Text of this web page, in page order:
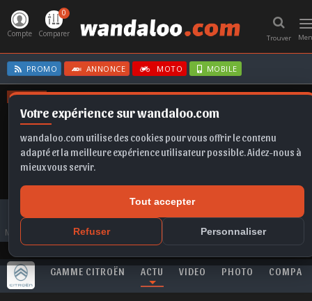
Votre expérience sur wandaloo.com
wandaloo.com utilise des cookies pour vous offrir le contenu
adapté et la meilleure expérience utilisateur possible. Aidez-nous à
mieux vous servir.
Tout accepter
Refuser Personnaliser
Trouver
Compte
0
Comparer
PROMO ANNONCE MOTO MOBILE
OFFRES
CORSA BVA CLIO E-TECH
CITROËN
C3
Nouvelle CITROËN C3 2026 : la citadine aux chevrons rebat les cartes au
Maroc
GAMME CITROËN ACTU VIDEO PHOTO